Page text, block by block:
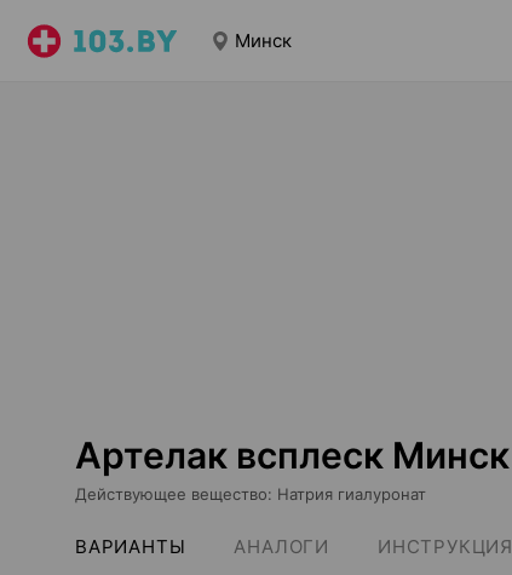
Минск
Артелак всплеск Минск
Действующее вещество: Натрия гиалуронат
ВАРИАНТЫ АНАЛОГИ ИНСТРУКЦИЯ